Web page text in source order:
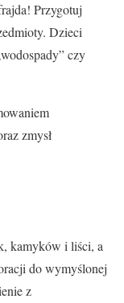
Przygotuj
Dzieci
czy
zmysł
kamyków i liści, a
do wymyślonej
z